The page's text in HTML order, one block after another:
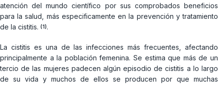
atención del mundo científico por sus comprobados beneficios
para la salud, más especificamente en la prevención y tratamiento
de la cistitis. (1).
La cistitis es una de las infecciones más frecuentes, afectando
principalmente a la población femenina. Se estima que más de un
tercio de las mujeres padecen algún episodio de cistitis a lo largo
de su vida y muchos de ellos se producen por que muchas